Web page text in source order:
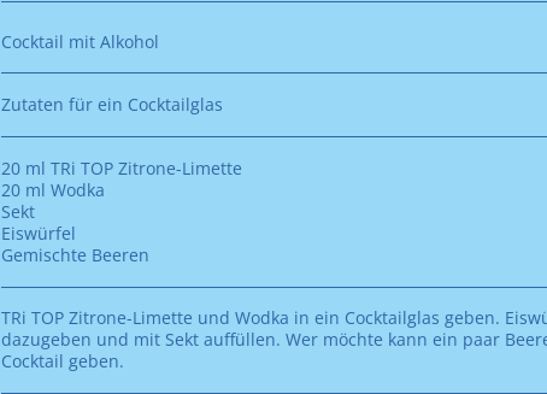
Cocktail mit Alkohol
Zutaten für ein Cocktailglas
20 ml TRi TOP Zitrone-Limette
20 ml Wodka
Sekt
Eiswürfel
Gemischte Beeren
TRi TOP Zitrone-Limette und Wodka in ein Cocktailglas geben.
dazugeben und mit Sekt auffüllen. Wer möchte kann ein paar
Cocktail geben.